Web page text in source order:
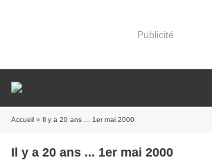
Publicité
Accueil » Il y a 20 ans ... 1er mai 2000
Il y a 20 ans ... 1er mai 2000